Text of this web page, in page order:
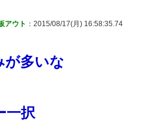
アウト ：2015/08/17(月) 16:58:35.74
が多いな
一択